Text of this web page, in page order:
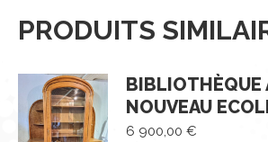
PRODUITS
BIBLIOTHÈQUE
NOUVEAU
6 900,00 €